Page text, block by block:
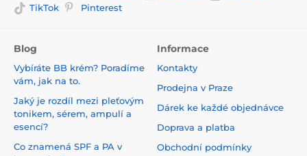
TikTok
Pinterest
Blog
Vybíráte BB krém? Poradíme
vám, jak na to.
Jaký je rozdíl mezi pleťovým
tonikem, sérem, ampulí a
esencí?
Co znamená SPF a PA v
Informace
Kontakty
Prodejna v Praze
Dárek ke každé objednávce
Doprava a platba
Obchodní podmínky